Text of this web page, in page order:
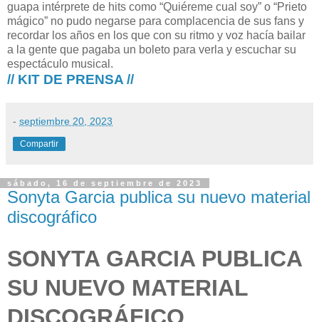
guapa intérprete de hits como “Quiéreme cual soy” o “Prieto
mágico” no pudo negarse para complacencia de sus fans y
recordar los años en los que con su ritmo y voz hacía bailar
a la gente que pagaba un boleto para verla y escuchar su
espectáculo musical.
// KIT DE PRENSA //
- septiembre 20, 2023
Compartir
sábado, 16 de septiembre de 2023
Sonyta Garcia publica su nuevo material
discográfico
SONYTA GARCIA PUBLICA
SU NUEVO MATERIAL
DISCOGRÁFICO